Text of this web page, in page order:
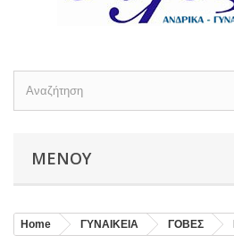
ΜΕΝΟΎ
Home ΓΥΝΑΙΚΕΙΑ ΓΟΒΕΣ